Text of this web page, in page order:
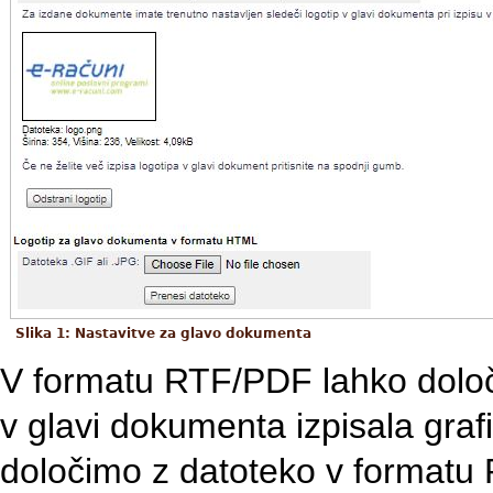
Slika 1: Nastavitve za glavo dokumenta
V formatu RTF/PDF lahko
v glavi dokumenta izpisala
določimo z datoteko v formatu